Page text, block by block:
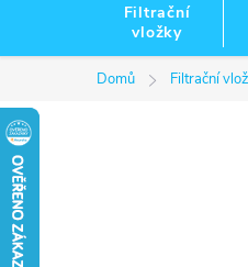
Filtrační
vložky
Domů Filtrační